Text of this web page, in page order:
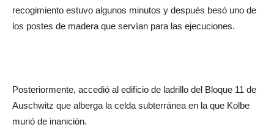
recogimiento estuvo algunos minutos y después besó uno de
los postes de madera que servían para las ejecuciones.
Posteriormente, accedió al edificio de ladrillo del Bloque 11 de
Auschwitz que alberga la celda subterránea en la que Kolbe
murió de inanición.